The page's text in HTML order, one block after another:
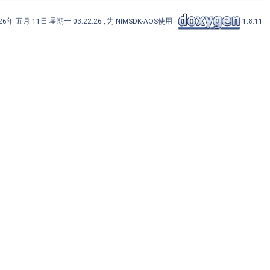
年 五月 11日 星期一 03:22:26 , 为 NIMSDK-AOS使用 1.8.11